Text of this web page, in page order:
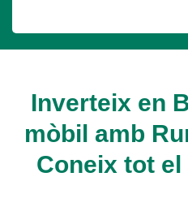
Inverteix en
mòbil amb
Coneix tot